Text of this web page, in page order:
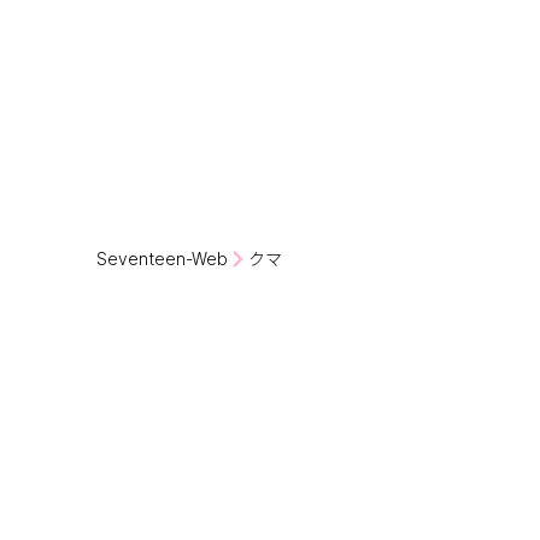
Seventeen-Web クマ